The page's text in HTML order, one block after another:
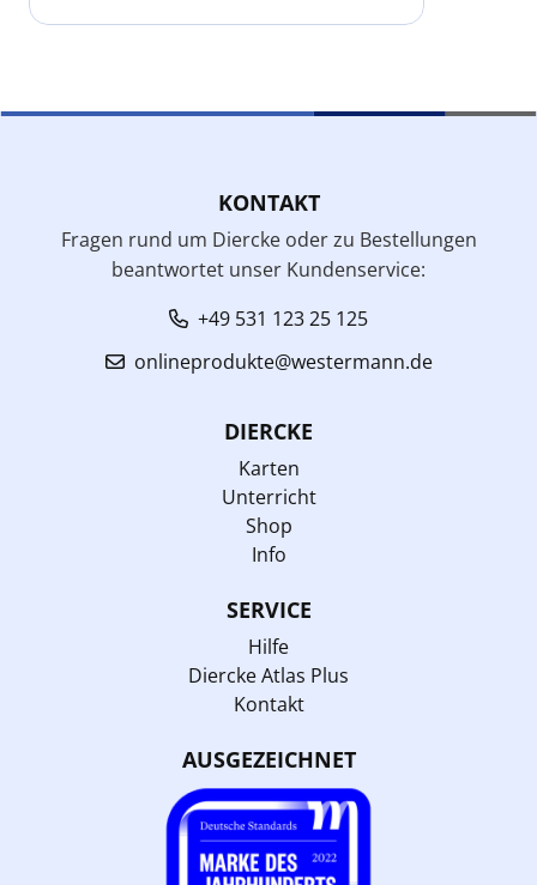
KONTAKT
Fragen rund um Diercke oder zu Bestellungen
beantwortet unser Kundenservice:
+49 531 123 25 125
onlineprodukte@westermann.de
DIERCKE
Karten
Unterricht
Shop
Info
SERVICE
Hilfe
Diercke Atlas Plus
Kontakt
AUSGEZEICHNET